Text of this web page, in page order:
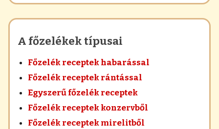
A főzelékek típusai
Főzelék receptek habarással
Főzelék receptek rántással
Egyszerű főzelék receptek
Főzelék receptek konzervből
Főzelék receptek mirelitből